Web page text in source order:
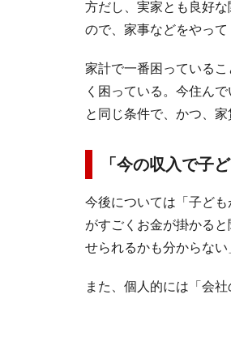
方だし、実家とも良好
ので、家事などをやっ
家計で一番困っている
く困っている。今住ん
と同じ条件で、かつ、
「今の収入で子
今後については「子ど
がすごくお金が掛かる
せられるかも分からない
また、個人的には「会